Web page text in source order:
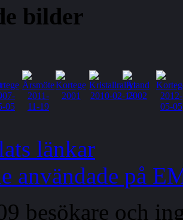
bilder
länkar
användade på
besökare och